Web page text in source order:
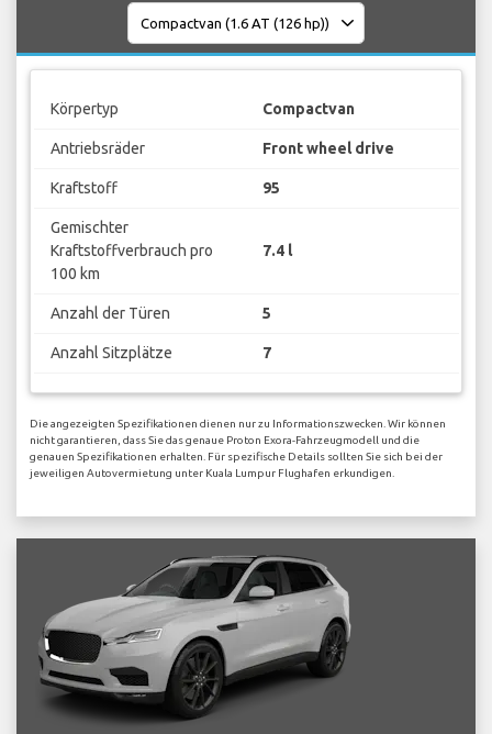
Körpertyp Compactvan
Antriebsräder Front wheel drive
Kraftstoff 95
Gemischter
Kraftstoffverbrauch pro
100 km
7.4 l
Anzahl der Türen 5
Anzahl Sitzplätze 7
Die angezeigten Spezifikationen dienen nur zu Informationszwecken. Wir können
nicht garantieren, dass Sie das genaue Proton Exora-Fahrzeugmodell und die
genauen Spezifikationen erhalten. Für spezifische Details sollten Sie sich bei der
jeweiligen Autovermietung unter Kuala Lumpur Flughafen erkundigen.